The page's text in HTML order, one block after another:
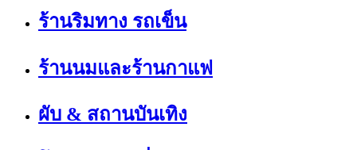
ร้านริมทาง รถเข็น
ร้านนมและร้านกาแฟ
ผับ & สถานบันเทิง